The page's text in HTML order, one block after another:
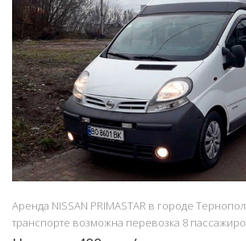
Аренда NISSAN PRIMASTAR в городе
транспорте возможна перевозка 8